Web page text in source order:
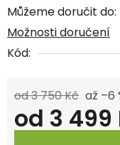
Můžeme doručit do:
Možnosti doručení
Kód:
od 3 750 Kč až –6
od 3 499